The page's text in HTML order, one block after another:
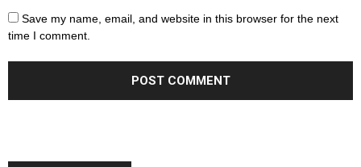
Save my name, email, and website in this browser for the next
time I comment.